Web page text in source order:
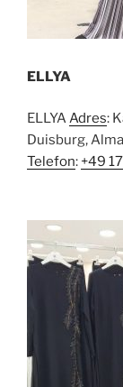
ELLYA
ELLYAAdres:
Duisburg,
Telefon: +49